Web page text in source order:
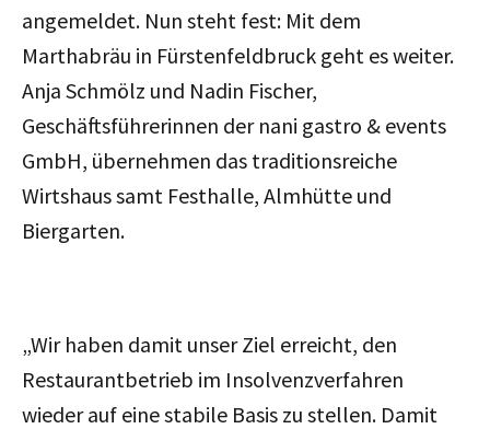
angemeldet. Nun steht fest: Mit dem
Marthabräu in Fürstenfeldbruck geht es weiter.
Anja Schmölz und Nadin Fischer,
Geschäftsführerinnen der nani gastro & events
GmbH, übernehmen das traditionsreiche
Wirtshaus samt Festhalle, Almhütte und
Biergarten.
„Wir haben damit unser Ziel erreicht, den
Restaurantbetrieb im Insolvenzverfahren
wieder auf eine stabile Basis zu stellen. Damit